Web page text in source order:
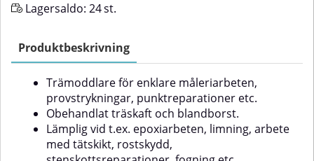
Lagersaldo: 24st.
Produktbeskrivning
Trämoddlare för enklare måleriarbeten,
provstrykningar, punktreparationer etc.
Obehandlat träskaft och blandborst.
Lämplig vid t.ex. epoxiarbeten, limning, arbete
med tätskikt, rostskydd,